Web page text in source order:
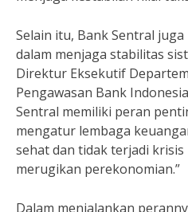
Selain itu, Bank Sentral
dalam menjaga stabilitas
Direktur Eksekutif
Pengawasan Bank
Sentral memiliki peran
mengatur lembaga
sehat dan tidak terjadi
merugikan perekonomian.”
Dalam menjalankan